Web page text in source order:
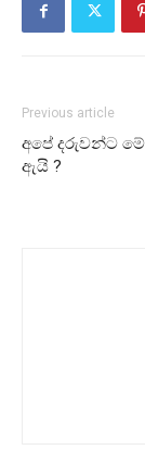
Previous article
අපේ දරුවන්ට
ඇයි ?